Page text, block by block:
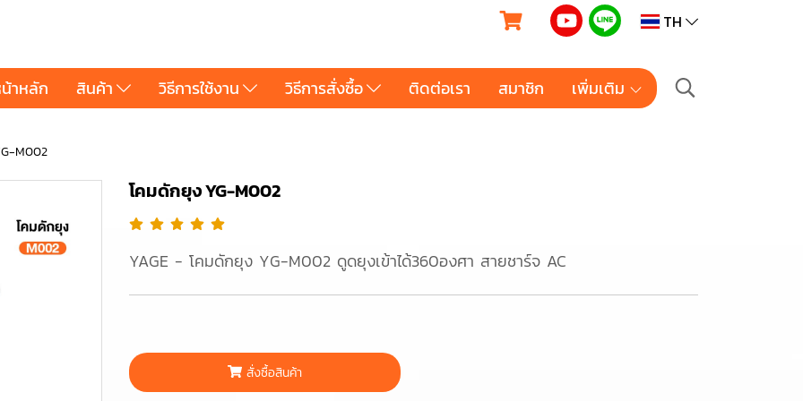
TH
าหลัก สินค้า วิธีการใช้งาน วิธีการสั่งซื้อ ติดต่อเรา สมาชิก เพิ่มเติม
M002
โคมดักยุง YG-M002
YAGE - โคมดักยุง YG-M002 ดูดยุงเข้าได้360องศา สายชาร์จ AC
สั่งซื้อสินค้า